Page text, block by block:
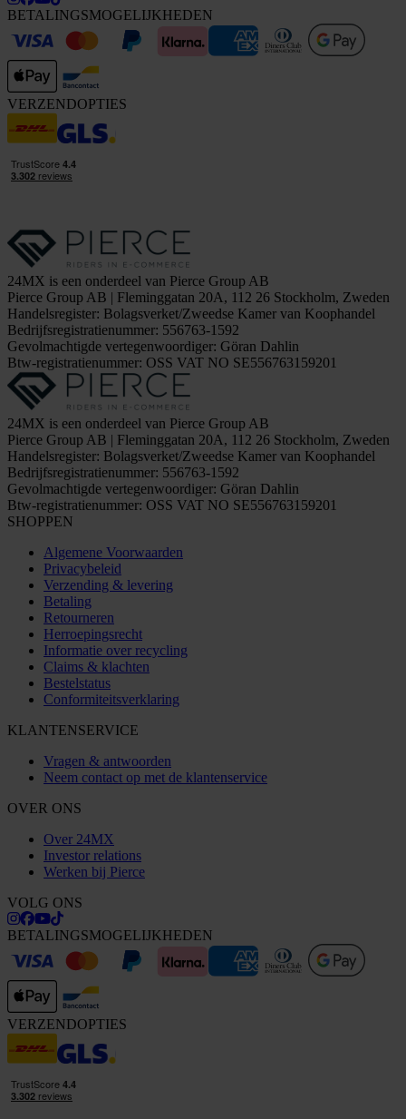
BETALINGSMOGELIJKHEDEN
VERZENDOPTIES
24MX is een onderdeel van Pierce Group AB
Pierce Group AB | Fleminggatan 20A, 112 26 Stockholm, Zweden
Handelsregister: Bolagsverket/Zweedse Kamer van Koophandel
Bedrijfsregistratienummer: 556763-1592
Gevolmachtigde vertegenwoordiger: Göran Dahlin
Btw-registratienummer: OSS VAT NO SE556763159201
24MX is een onderdeel van Pierce Group AB
Pierce Group AB | Fleminggatan 20A, 112 26 Stockholm, Zweden
Handelsregister: Bolagsverket/Zweedse Kamer van Koophandel
Bedrijfsregistratienummer: 556763-1592
Gevolmachtigde vertegenwoordiger: Göran Dahlin
Btw-registratienummer: OSS VAT NO SE556763159201
SHOPPEN
Algemene Voorwaarden
Privacybeleid
Verzending & levering
Betaling
Retourneren
Herroepingsrecht
Informatie over recycling
Claims & klachten
Bestelstatus
Conformiteitsverklaring
KLANTENSERVICE
Vragen & antwoorden
Neem contact op met de klantenservice
OVER ONS
Over 24MX
Investor relations
Werken bij Pierce
VOLG ONS
BETALINGSMOGELIJKHEDEN
VERZENDOPTIES